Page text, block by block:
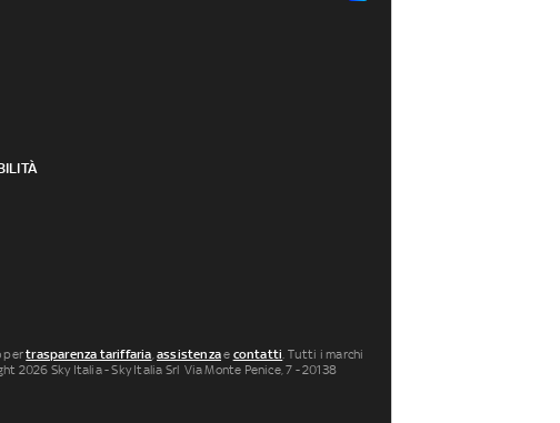
pertrasparenza tariffaria,assistenzae contatti. Tutti i marchi
Sky Italia - Sky Italia Srl Via Monte Penice, 7 - 20138